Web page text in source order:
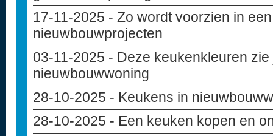
17-11-2025 - Zo wordt voorzien in
nieuwbouwprojecten
03-11-2025 - Deze keukenkleuren
nieuwbouwwoning
28-10-2025 - Keukens in
28-10-2025 - Een keuken kopen en